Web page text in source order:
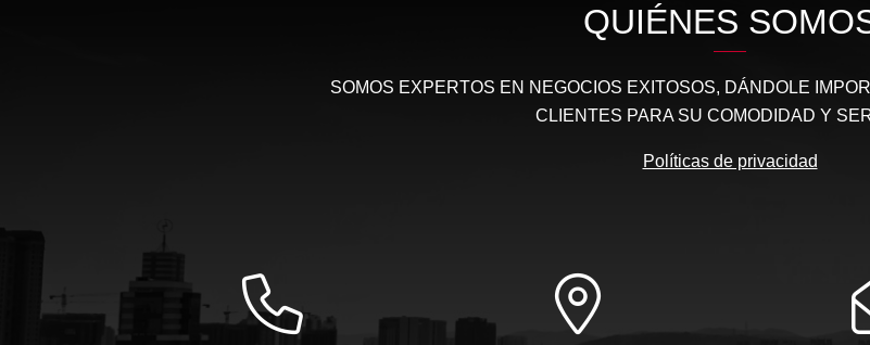
QUIÉNES
SOMOS EXPERTOS EN NEGOCIOS EXITOSOS, DÁNDOLE
CLIENTES PARA SU COMODIDAD Y
Políticas de privacidad